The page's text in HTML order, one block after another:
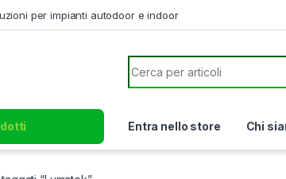
per impianti autodoor e indoor
Search for:
Entra nello store Chi